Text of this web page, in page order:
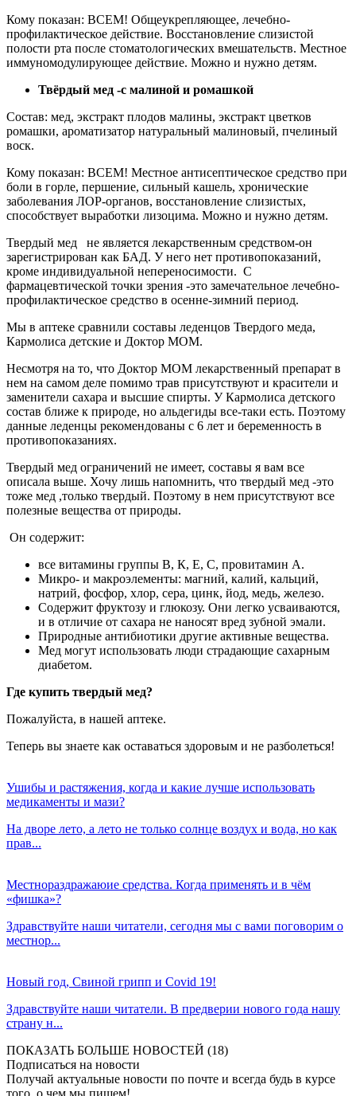
Кому показан: ВСЕМ! Общеукрепляющее, лечебно-
профилактическое действие. Восстановление слизистой
полости рта после стоматологических вмешательств. Местное
иммуномодулирующее действие. Можно и нужно детям.
Твёрдый мед -с малиной и ромашкой
Состав: мед, экстракт плодов малины, экстракт цветков
ромашки, ароматизатор натуральный малиновый, пчелиный
воск.
Кому показан: ВСЕМ! Местное антисептическое средство при
боли в горле, першение, сильный кашель, хронические
заболевания ЛОР-органов, восстановление слизистых,
способствует выработки лизоцима. Можно и нужно детям.
Твердый мед не является лекарственным средством-он
зарегистрирован как БАД. У него нет противопоказаний,
кроме индивидуальной непереносимости. С
фармацевтической точки зрения -это замечательное лечебно-
профилактическое средство в осенне-зимний период.
Мы в аптеке сравнили составы леденцов Твердого меда,
Кармолиса детские и Доктор МОМ.
Несмотря на то, что Доктор МОМ лекарственный препарат в
нем на самом деле помимо трав присутствуют и красители и
заменители сахара и высшие спирты. У Кармолиса детского
состав ближе к природе, но альдегиды все-таки есть. Поэтому
данные леденцы рекомендованы с 6 лет и беременность в
противопоказаниях.
Твердый мед ограничений не имеет, составы я вам все
описала выше. Хочу лишь напомнить, что твердый мед -это
тоже мед ,только твердый. Поэтому в нем присутствуют все
полезные вещества от природы.
Он содержит:
все витамины группы В, К, Е, С, провитамин А.
Микро- и макроэлементы: магний, калий, кальций,
натрий, фосфор, хлор, сера, цинк, йод, медь, железо.
Содержит фруктозу и глюкозу. Они легко усваиваются,
и в отличие от сахара не наносят вред зубной эмали.
Природные антибиотики другие активные вещества.
Мед могут использовать люди страдающие сахарным
диабетом.
Где купить твердый мед?
Пожалуйста, в нашей аптеке.
Теперь вы знаете как оставаться здоровым и не разболеться!
Ушибы и растяжения, когда и какие лучше использовать
медикаменты и мази?
На дворе лето, а лето не только солнце воздух и вода, но как
прав...
Местнораздражаюие средства. Когда применять и в чём
«фишка»?
Здравствуйте наши читатели, сегодня мы с вами поговорим о
местнор...
Новый год, Свиной грипп и Covid 19!
Здравствуйте наши читатели. В предверии нового года нашу
страну н...
ПОКАЗАТЬ БОЛЬШЕ НОВОСТЕЙ (18)
Подписаться на новости
Получай актуальные новости по почте и всегда будь в курсе
того, о чем мы пишем!